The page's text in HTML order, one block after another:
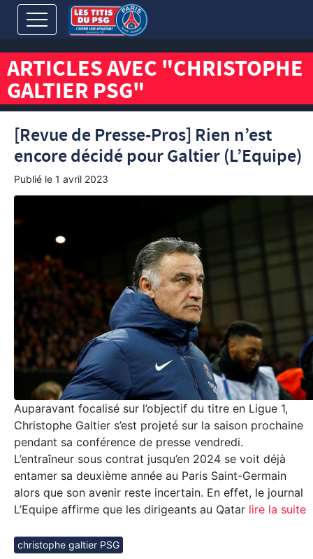
ARTICLES AVEC "CHRISTOPHE
GALTIER PSG"
[Revue de Presse-Pros] Rien n’est
encore décidé pour Galtier (L’Equipe)
Publié le 1 avril 2023
Auparavant focalisé sur l’objectif du titre en Ligue 1,
Christophe Galtier s’est projeté sur la saison prochaine
pendant sa conférence de presse vendredi.
L’entraîneur sous contrat jusqu’en 2024 se voit déjà
entamer sa deuxième année au Paris Saint-Germain
alors que son avenir reste incertain. En effet, le journal
L’Equipe affirme que les dirigeants au Qatar lire la suite
christophe galtier PSG